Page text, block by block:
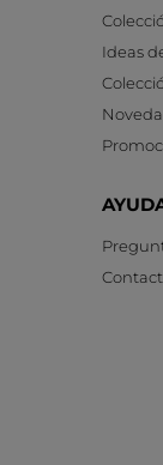
Ideas